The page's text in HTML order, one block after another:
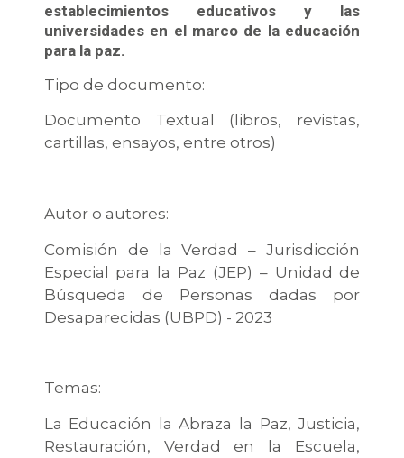
establecimientos educativos y las
universidades en el marco de la educación
para la paz.
Tipo de documento:
Documento Textual (libros, revistas,
cartillas, ensayos, entre otros)
Autor o autores:
Comisión de la Verdad – Jurisdicción
Especial para la Paz (JEP) – Unidad de
Búsqueda de Personas dadas por
Desaparecidas (UBPD) - 2023
Temas:
La Educación la Abraza la Paz, Justicia,
Restauración, Verdad en la Escuela,